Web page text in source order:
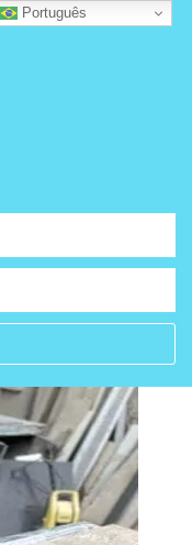
Português